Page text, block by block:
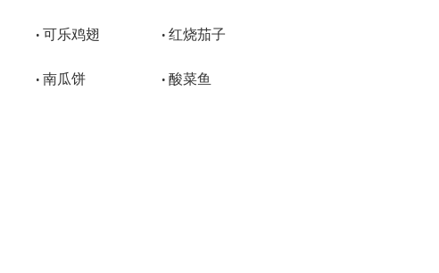
• 可乐鸡翅 • 红烧茄子
• 南瓜饼 • 酸菜鱼